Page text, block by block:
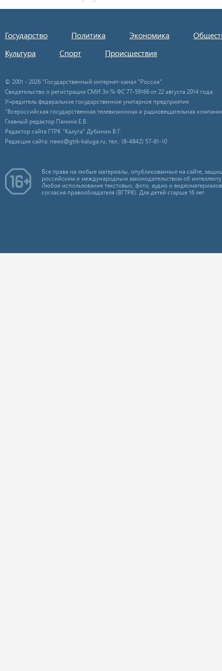
Государство Политика Экономика
Культура
Спорт Происшествия
© 2001 - 2026 "Государственный интернет-канал "Россия".
Свидетельство о регистрации СМИ Эл № ФС 77-59166 от 22 августа 2014 года.
Учредитель федеральное государственное унитарное предприятие
"Всероссийская государственная телевизионная и радиовещательная
Главный редактор Панина Е.В.
Редактор сайта ГТРК "Калуга" Дубинин В.Г.
Редакция сайта: news@gtrk-kaluga.ru, тел.: (8-4842) 57-81-10
Все права на любые материалы, опубликованные на сайте,
российским и международным законодательством об
Любое использование текстовых, фото, аудио и
согласия правообладателя (ВГТРК). Для детей старше 16 лет.